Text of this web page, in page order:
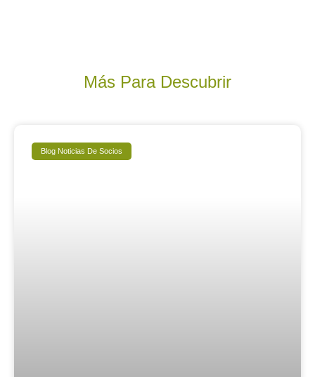
Más Para Descubrir
Blog Noticias De Socios